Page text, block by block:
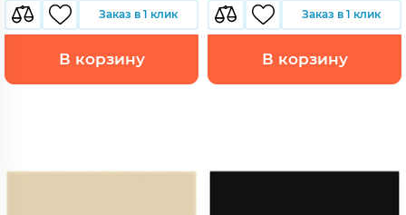
Заказ в 1 клик
В корзину
Заказ в 1 клик
В корзину